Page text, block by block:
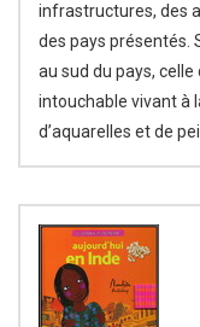
infrastructures, des
des pays présentés.
au sud du pays, celle
intouchable vivant à
d’aquarelles et de